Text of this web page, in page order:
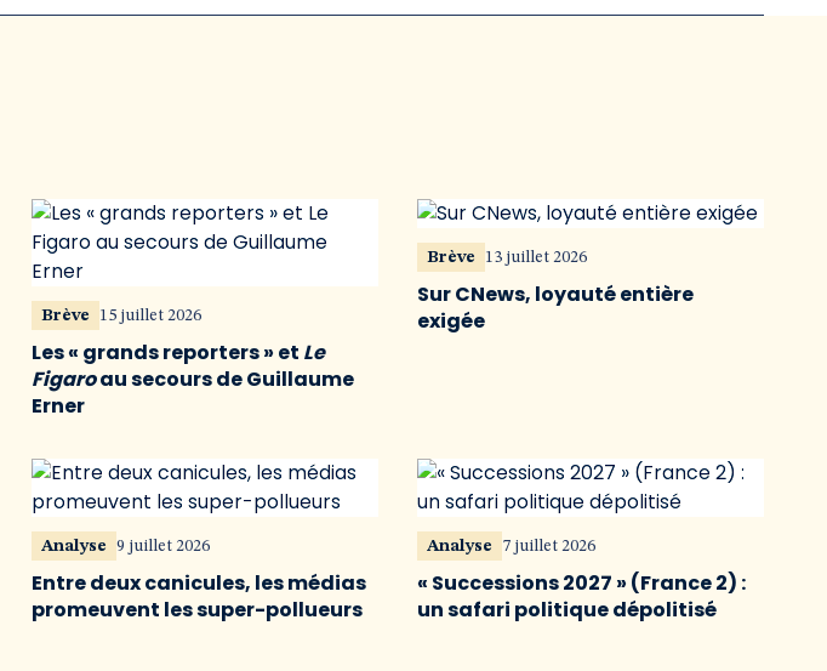
Brève 15 juillet 2026
Les « grands reporters » et Le
Figaroau secours de Guillaume
Erner
Brève 13 juillet 2026
Sur CNews, loyauté entière
exigée
Analyse 9 juillet 2026
Entre deux canicules, les médias
promeuvent les super-pollueurs
Analyse 7 juillet 2026
« Successions 2027 » (France 2) :
un safari politique dépolitisé